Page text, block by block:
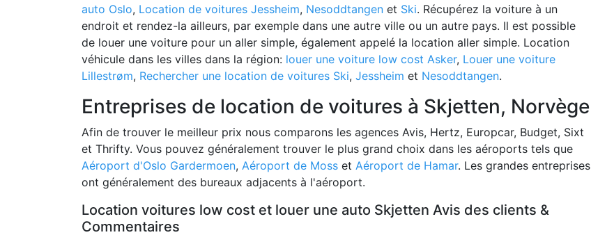
auto Oslo, Location de voitures Jessheim, Nesoddtangen et Ski. Récupérez la voiture à un
endroit et rendez-la ailleurs, par exemple dans une autre ville ou un autre pays. Il est possible
de louer une voiture pour un aller simple, également appelé la location aller simple. Location
véhicule dans les villes dans la région: louer une voiture low cost Asker, Louer une voiture
Lillestrøm, Rechercher une location de voitures Ski, Jessheim et Nesoddtangen.
Entreprises de location de voitures à Skjetten, Norvège
Afin de trouver le meilleur prix nous comparons les agences Avis, Hertz, Europcar, Budget, Sixt
et Thrifty. Vous pouvez généralement trouver le plus grand choix dans les aéroports tels que
Aéroport d'Oslo Gardermoen, Aéroport de Moss et Aéroport de Hamar. Les grandes entreprises
ont généralement des bureaux adjacents à l'aéroport.
Location voitures low cost et louer une auto Skjetten Avis des clients &
Commentaires